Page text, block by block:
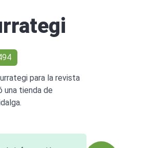
para la revista
una tienda de